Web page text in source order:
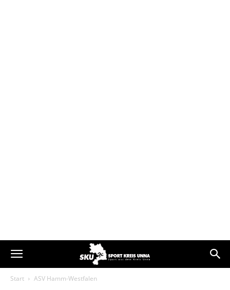
Start ASV Hamm-Westfalen